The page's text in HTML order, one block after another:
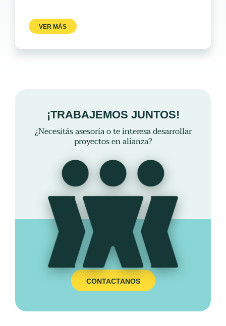
VER MÁS
¡TRABAJEMOS JUNTOS!
¿Necesitás asesoría o te interesa desarrollar
proyectos en alianza?
CONTACTANOS